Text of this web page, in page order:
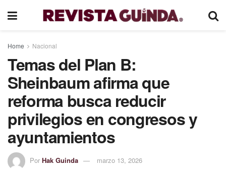
Home Nacional
Temas del Plan B:
Sheinbaum afirma que
reforma busca reducir
privilegios en congresos y
ayuntamientos
Por Hak Guinda marzo 13, 2026